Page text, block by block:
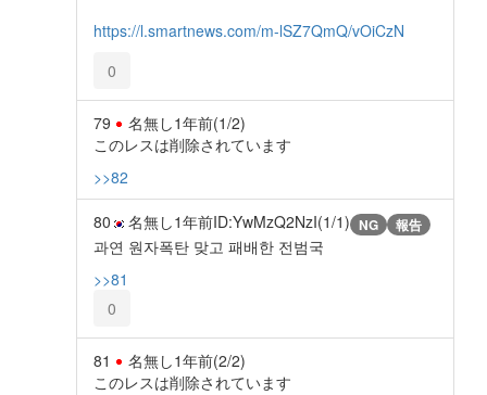
https://l.smartnews.com/m-lSZ7QmQ/vOiCzN
0
79 名無し1年前(1/2)
このレスは削除されています
>>82
80 名無し1年前ID:YwMzQ2NzI(1/1) NG 報告
과연 원자폭탄 맞고 패배한 전범국
>>81
0
81 名無し1年前(2/2)
このレスは削除されています